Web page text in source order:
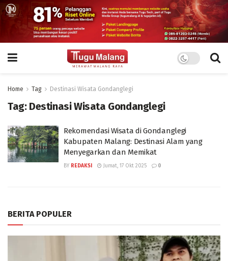
Home Tag Destinasi Wisata Gondanglegi
Tag: Destinasi Wisata Gondanglegi
Rekomendasi Wisata di Gondanglegi
Kabupaten Malang: Destinasi Alam yang
Menyegarkan dan Memikat
BY REDAKSI Jumat, 17 Okt 2025 0
BERITA POPULER